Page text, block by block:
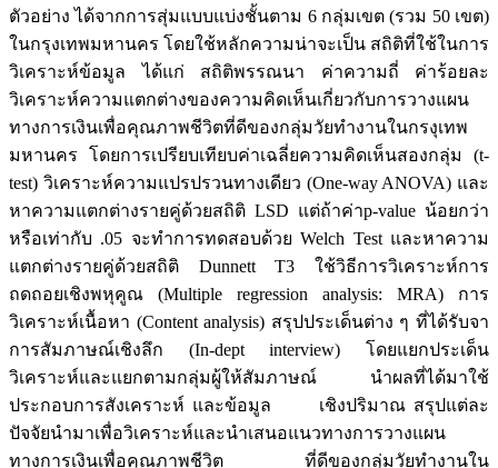
ตัวอย่าง ได้จากการสุ่มแบบแบ่งชั้นตาม 6 กลุ่มเขต (รวม 50 เขต)
ในกรุงเทพมหานคร โดยใช้หลักความน่าจะเป็น สถิติที่ใช้ในการ
วิเคราะห์ข้อมูล ได้แก่ สถิติพรรณนา ค่าความถี่ ค่าร้อยละ
วิเคราะห์ความแตกต่างของความคิดเห็นเกี่ยวกับการวางแผน
ทางการเงินเพื่อคุณภาพชีวิตที่ดีของกลุ่มวัยทำงานในกรงุเทพ
มหานคร โดยการเปรียบเทียบค่าเฉลี่ยความคิดเห็นสองกลุ่ม (t-
test) วิเคราะห์ความแปรปรวนทางเดียว (One-way ANOVA) และ
หาความแตกต่างรายคู่ด้วยสถิติ LSD แต่ถ้าค่าp-value น้อยกว่า
หรือเท่ากับ .05 จะทำการทดสอบด้วย Welch Test และหาความ
แตกต่างรายคู่ด้วยสถิติ Dunnett T3 ใช้วิธีการวิเคราะห์การ
ถดถอยเชิงพหุคูณ (Multiple regression analysis: MRA) การ
วิเคราะห์เนื้อหา (Content analysis) สรุปประเด็นต่าง ๆ ที่ได้รับจา
การสัมภาษณ์เชิงลึก (In-dept interview) โดยแยกประเด็น
วิเคราะห์และแยกตามกลุ่มผู้ให้สัมภาษณ์ นำผลที่ได้มาใช้
ประกอบการสังเคราะห์ และข้อมูล เชิงปริมาณ สรุปแต่ละ
ปัจจัยนำมาเพื่อวิเคราะห์และนำเสนอแนวทางการวางแผน
ทางการเงินเพื่อคุณภาพชีวิต ที่ดีของกลุ่มวัยทำงานใน